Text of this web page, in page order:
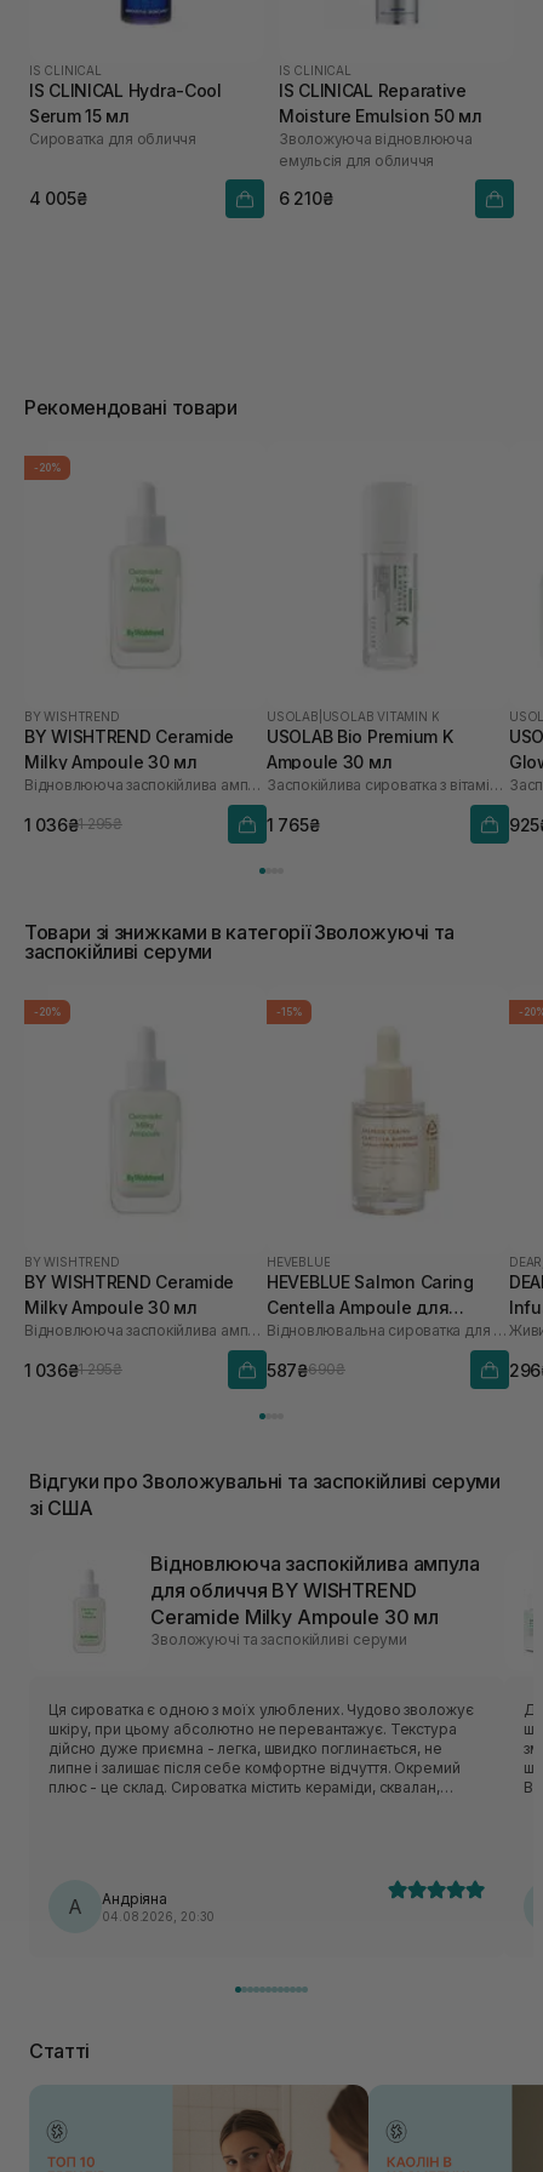
IS CLINICAL
IS CLINICAL Hydra-Cool
Serum 15 мл
Сироватка для обличчя
4 005₴
IS CLINICAL
IS CLINICAL Reparative
Moisture Emulsion 50 мл
Зволожуюча відновлююча
емульсія для обличчя
6 210₴
Рекомендовані товари
-20%
BY WISHTREND
BY WISHTREND Ceramide
Milky Ampoule 30 мл
Відновлююча заспокійлива ампула для обличчя
1 036₴1 295₴
USOLAB USOLAB VITAMIN K
USOLAB Bio Premium K
Ampoule 30 мл
Заспокійлива сироватка з вітаміном K
1 765₴
Товари зі знижками в категорії Зволожуючі та
заспокійливі серуми
-20%
BY WISHTREND
BY WISHTREND Ceramide
Milky Ampoule 30 мл
Відновлююча заспокійлива ампула для обличчя
1 036₴1 295₴
-15%
HEVEBLUE
HEVEBLUE Salmon Caring
Centella Ampoule для
зволоження та зміцнення Відновлювальна сироватка для обличчя
587₴690₴
-
Відгуки про Зволожувальні та заспокійливі серуми
зі США
Відновлююча заспокійлива ампула
для обличчя BY WISHTREND
Ceramide Milky Ampoule 30 мл
Зволожуючі та заспокійливі серуми
Ця сироватка є одною з моїх улюблених. Чудово зволожує
шкіру, при цьому абсолютно не перевантажує. Текстура
дійсно дуже приємна - легка, швидко поглинається, не
липне і залишає після себе комфортне відчуття. Окремий
плюс - це склад. Сироватка містить кераміди, сквалан,
А Андріяна
04.08.2026, 20:30
Статті